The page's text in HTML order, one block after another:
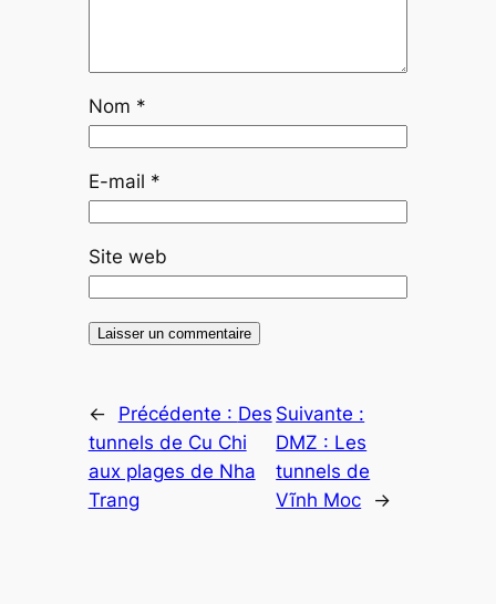
Nom *
E-mail *
Site web
← Précédente : Des
tunnels de Cu Chi
aux plages de Nha
Trang
Suivante :
DMZ : Les
tunnels de
Vĩnh Moc
→